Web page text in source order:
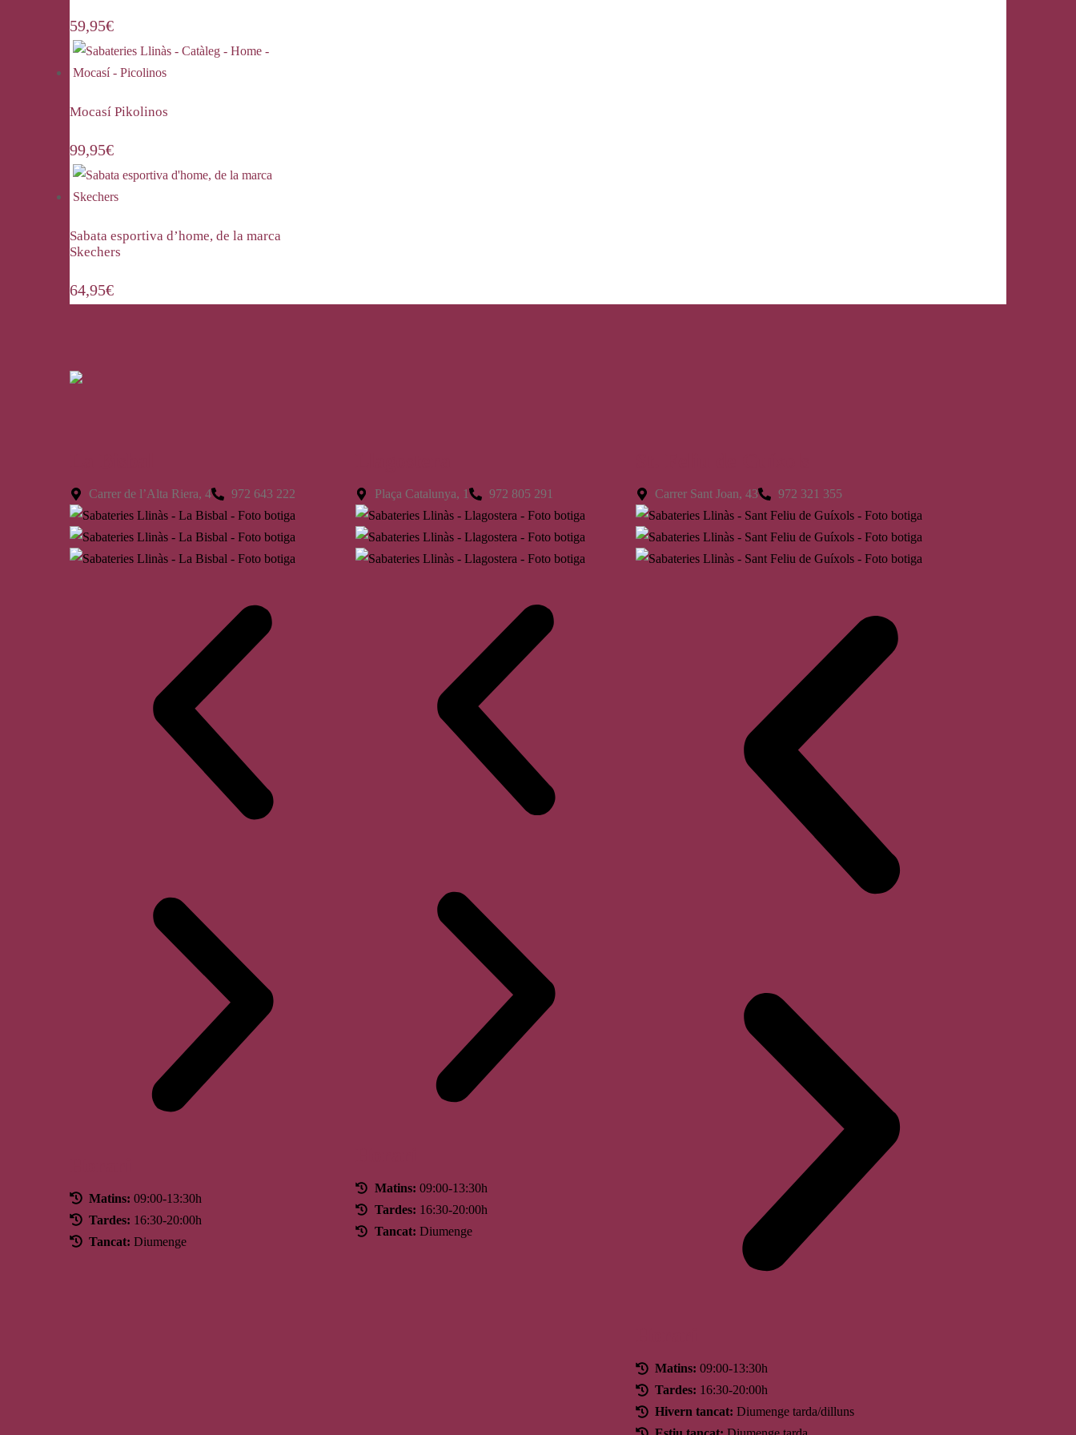
59,95€
Mocasí Pikolinos
99,95€
Sabata esportiva d’home, de la marca
Skechers
64,95€
Carrer de l’Alta Riera, 4 972 643 222
Matins: 09:00-13:30h
Tardes: 16:30-20:00h
Tancat: Diumenge
Plaça Catalunya, 1 972 805 291
Matins: 09:00-13:30h
Tardes: 16:30-20:00h
Tancat: Diumenge
Carrer Sant Joan, 43 972 321 355
Matins: 09:00-13:30h
Tardes: 16:30-20:00h
Hivern tancat: Diumenge tarda/dilluns